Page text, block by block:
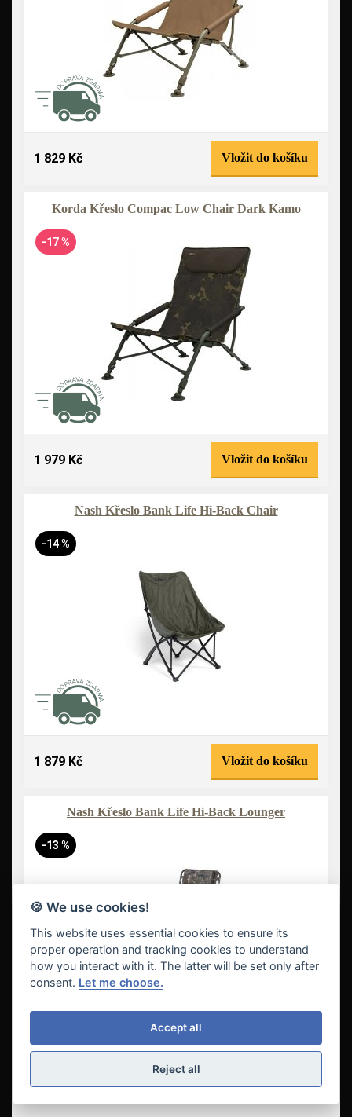
1 829 Kč Vložit do košíku
Korda Křeslo Compac Low Chair Dark Kamo
-17 %
1 979 Kč Vložit do košíku
Nash Křeslo Bank Life Hi-Back Chair
-14 %
1 879 Kč Vložit do košíku
Nash Křeslo Bank Life Hi-Back Lounger
-13 %
🍪 We use cookies!
This website uses essential cookies to ensure its
proper operation and tracking cookies to understand
how you interact with it. The latter will be set only after
consent. Let me choose.
Accept all
Reject all